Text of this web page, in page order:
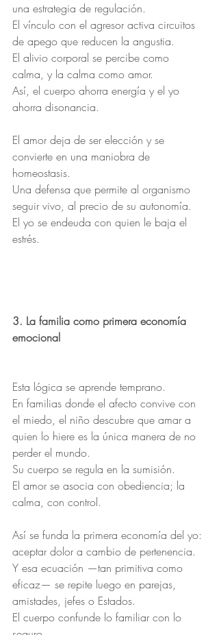
una estrategia de regulación.
El vínculo con el agresor activa circuitos
de apego que reducen la angustia.
El alivio corporal se percibe como
calma, y la calma como amor.
Así, el cuerpo ahorra energía y el yo
ahorra disonancia.
El amor deja de ser elección y se
convierte en una maniobra de
homeostasis.
Una defensa que permite al organismo
seguir vivo, al precio de su autonomía.
El yo se endeuda con quien le baja el
estrés.
3. La familia como primera economía
emocional
Esta lógica se aprende temprano.
En familias donde el afecto convive con
el miedo, el niño descubre que amar a
quien lo hiere es la única manera de no
perder el mundo.
Su cuerpo se regula en la sumisión.
El amor se asocia con obediencia; la
calma, con control.
Así se funda la primera economía del yo:
aceptar dolor a cambio de pertenencia.
Y esa ecuación —tan primitiva como
eficaz— se repite luego en parejas,
amistades, jefes o Estados.
El cuerpo confunde lo familiar con lo